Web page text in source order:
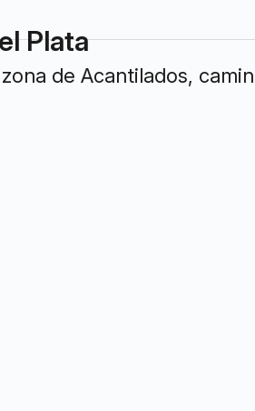
Plata
de Acantilados,